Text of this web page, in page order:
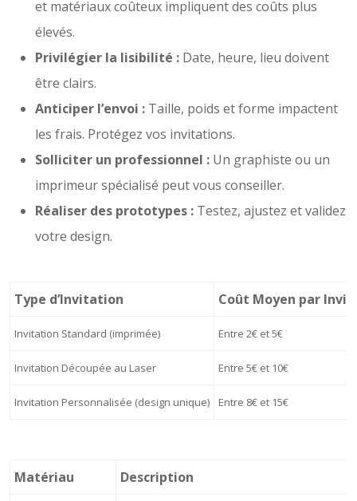
et matériaux coûteux impliquent des coûts plus
élevés.
Privilégier la lisibilité : Date, heure, lieu doivent
être clairs.
Anticiper l’envoi : Taille, poids et forme impactent
les frais. Protégez vos invitations.
Solliciter un professionnel : Un graphiste ou un
imprimeur spécialisé peut vous conseiller.
Réaliser des prototypes : Testez, ajustez et validez
votre design.
Type d’Invitation Coût Moyen par
Invitation Standard (imprimée) Entre 2€ et 5€
Invitation Découpée au Laser Entre 5€ et 10€
Invitation Personnalisée (design unique) Entre 8€ et 15€
Matériau Description